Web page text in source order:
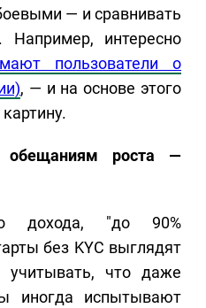
— и сравнивать
интересно
пользователи о
, — и на основе этого
обещаниям роста —
дохода, "до 90%
без KYC выглядят
учитывать, что даже
иногда испытывают